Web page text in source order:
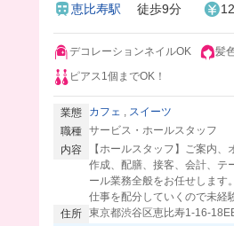
恵比寿駅 徒歩9分
デコレーションネイルOK
髪
ピアス1個までOK！
業態 カフェ
スイーツ
職種 サービス・ホールスタッフ
内容
【ホールスタッフ】ご案内
作成、配膳、接客、会計、テ
ール業務全般をお任せします
仕事を配分していくので未経
住所 東京都渋谷区恵比寿1-16-